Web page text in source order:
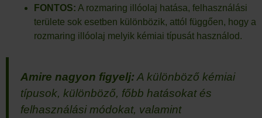
FONTOS: A rozmaring illóolaj hatása, felhasználási
területe sok esetben különbözik, attól függően, hogy a
rozmaring illóolaj melyik kémiai típusát használod.
Amire nagyon figyelj:A különböző kémiai
típusok, különböző, főbb hatásokat és
felhasználási módokat, valamint